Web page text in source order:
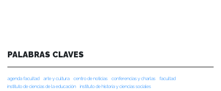
PALABRAS CLAVES
agenda facultad arte y cultura centro de noticias conferencias y charlas
facultad
instituto de ciencias de la educación
instituto de historia y ciencias sociales